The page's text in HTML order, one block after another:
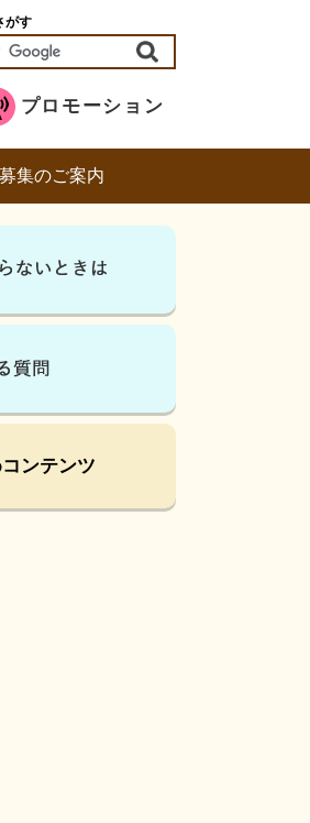
がす
プロモーション
集のご案内
ンテンツ